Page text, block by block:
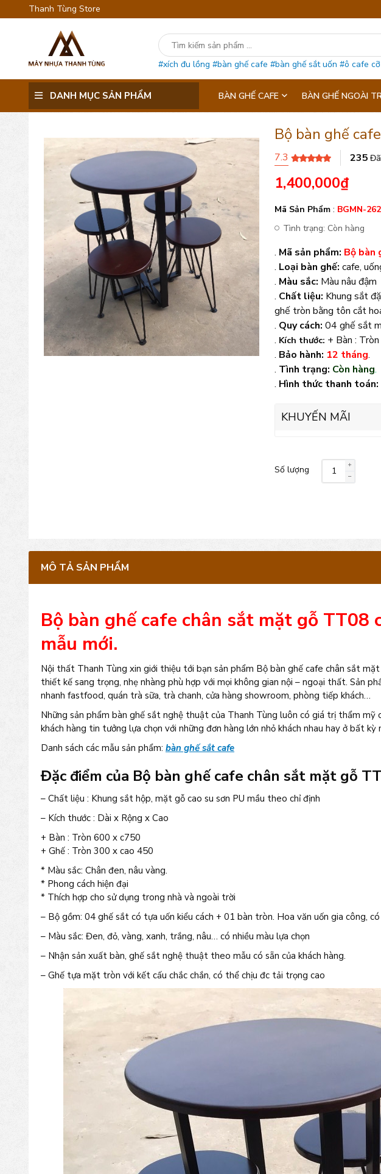
Thanh Tùng Store
#xích đu lồng #bàn ghế cafe #bàn ghế sắt uốn #ô cafe
DANH MỤC SẢN PHẨM BÀN GHẾ CAFE BÀN GHẾ NGOÀI
Bộ bàn ghế
7.3 235
1,400,000₫
Mã Sản Phẩm : BGMN-
Tình trạng: Còn hàng
. Mã sản phẩm: Bộ bàn
. Loại bàn ghế: cafe,
. Màu sắc: Màu nâu đậm
. Chất liệu: Khung sắt
ghế tròn bằng tôn cắt
. Quy cách: 04 ghế sắt
. Kích thước: + Bàn :
. Bảo hành: 12 tháng.
. Tình trạng: Còn hàng.
. Hình thức thanh toán:
KHUYẾN MÃI
Số lượng
gỗ
số
lượng
MÔ TẢ SẢN PHẨM
Bộ bàn ghế cafe chân sắt mặt gỗ TT08
mẫu mới.
Nội thất Thanh Tùng xin giới thiệu tới bạn sản phẩm Bộ bàn ghế cafe chân sắt
thiết kế sang trọng, nhẹ nhàng phù hợp với mọi không gian nội – ngoại thất. Sản
nhanh fastfood, quán trà sữa, trà chanh, cửa hàng showroom, phòng tiếp khách…
Những sản phẩm bàn ghế sắt nghệ thuật của Thanh Tùng luôn có giá trị thẩm
khách hàng tin tưởng lựa chọn với những đơn hàng lớn nhỏ khách nhau hay ở bất kỳ
Danh sách các mẫu sản phẩm: bàn ghế sắt cafe
Đặc điểm của Bộ bàn ghế cafe chân sắt mặt gỗ
– Chất liệu : Khung sắt hộp, mặt gỗ cao su sơn PU mầu theo chỉ định
– Kích thước : Dài x Rộng x Cao
+ Bàn : Tròn 600 x c750
+ Ghế : Tròn 300 x cao 450
* Màu sắc: Chân đen, nâu vàng.
* Phong cách hiện đại
* Thích hợp cho sử dụng trong nhà và ngoài trời
– Bộ gồm: 04 ghế sắt có tựa uốn kiểu cách + 01 bàn tròn. Hoa văn uốn gia công,
– Màu sắc: Đen, đỏ, vàng, xanh, trắng, nâu… có nhiều màu lựa chọn
– Nhận sản xuất bàn, ghế sắt nghệ thuật theo mẫu có sẵn của khách hàng.
– Ghế tựa mặt tròn với kết cấu chắc chắn, có thể chịu đc tải trọng cao